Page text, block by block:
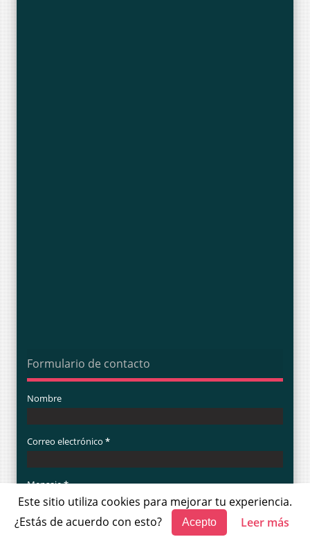
Este sitio utiliza cookies para mejorar tu experiencia.
¿Estás de acuerdo con esto?
Acepto Leer más
Formulario de contacto
Nombre
Correo electrónico *
Mensaje*